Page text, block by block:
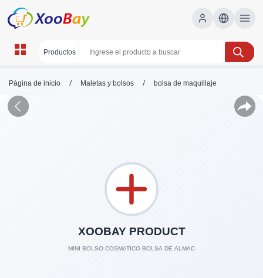
Página de inicio / Maletas y bolsos / bolsa de maquillaje